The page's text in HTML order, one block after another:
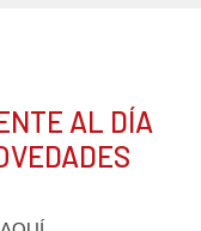
AL DÍA